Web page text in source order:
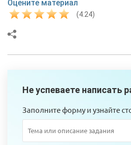
Оцените материал
(4.24)
Не успеваете написать
Заполните форму и узнайте